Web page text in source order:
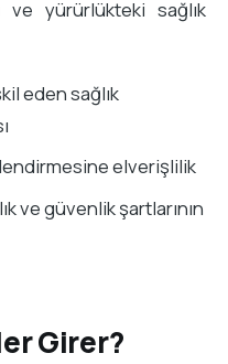
ve yürürlükteki sağlık
eden sağlık
elverişlilik
ve güvenlik şartlarının
Girer?